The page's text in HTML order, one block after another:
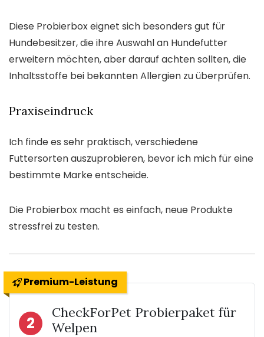
Diese Probierbox eignet sich besonders gut für
Hundebesitzer, die ihre Auswahl an Hundefutter
erweitern möchten, aber darauf achten sollten, die
Inhaltsstoffe bei bekannten Allergien zu überprüfen.
Praxiseindruck
Ich finde es sehr praktisch, verschiedene
Futtersorten auszuprobieren, bevor ich mich für eine
bestimmte Marke entscheide.
Die Probierbox macht es einfach, neue Produkte
stressfrei zu testen.
Premium-Leistung
2
CheckForPet Probierpaket für
Welpen